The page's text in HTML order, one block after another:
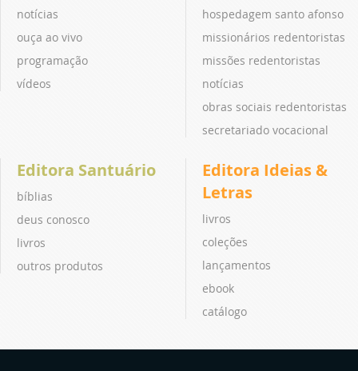
notícias
ouça ao vivo
programação
vídeos
hospedagem santo afonso
missionários redentoristas
missões redentoristas
notícias
obras sociais redentoristas
secretariado vocacional
Editora Santuário
bíblias
deus conosco
livros
outros produtos
Editora Ideias &
Letras
livros
coleções
lançamentos
ebook
catálogo